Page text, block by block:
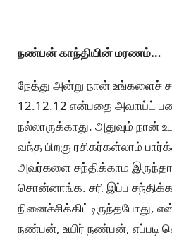
நண்பன் காந்தியின் மரணம்…
நேத்து அன்று நான் உங்களைச்
12.12.12 என்பதை அவாய்ட்
நல்லாருக்காது. அதுவும் நான்
வந்த பிறகு ரசிகர்கள்லாம்
அவர்களை சந்திக்காம இருந்தா
சொன்னாங்க. சரி இப்ப
நண்பன், உயிர் நண்பன், எப்படி